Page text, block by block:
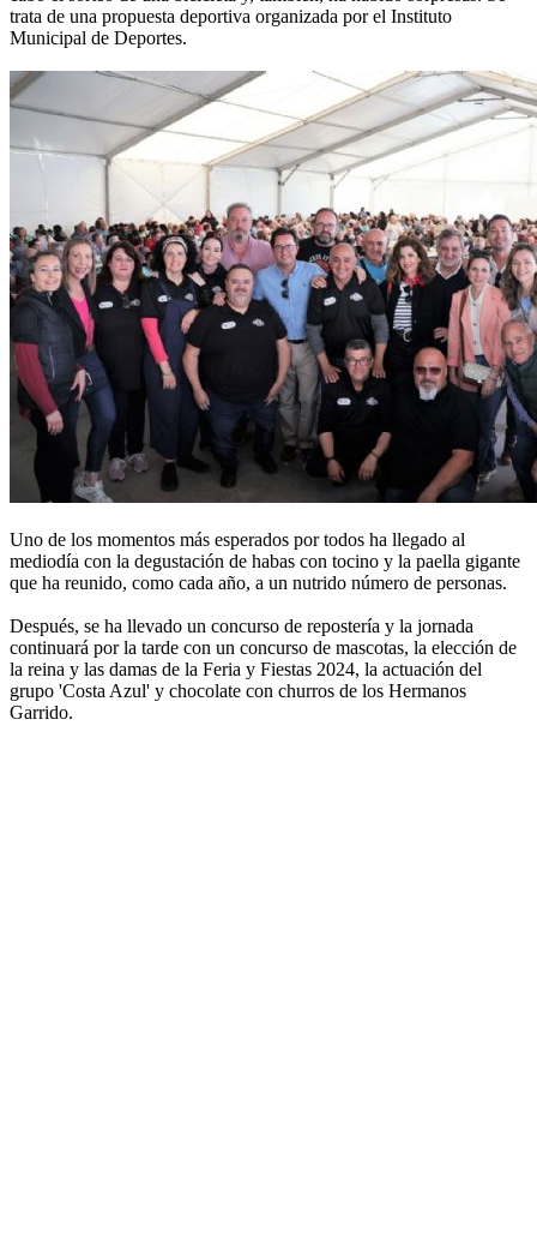
trata de una propuesta deportiva organizada por el Instituto
Municipal de Deportes.
Uno de los momentos más esperados por todos ha llegado al
mediodía con la degustación de habas con tocino y la paella gigante
que ha reunido, como cada año, a un nutrido número de personas.
Después, se ha llevado un concurso de repostería y la jornada
continuará por la tarde con un concurso de mascotas, la elección de
la reina y las damas de la Feria y Fiestas 2024, la actuación del
grupo 'Costa Azul' y chocolate con churros de los Hermanos
Garrido.